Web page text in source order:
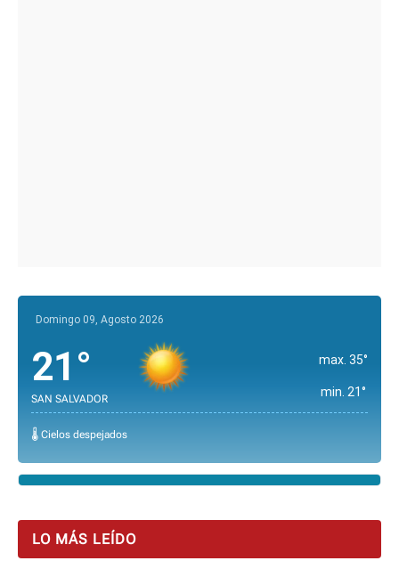
Domingo 09, Agosto 2026
21°
SAN SALVADOR
max. 35°
min. 21°
🌡️ Cielos despejados
LO MÁS LEÍDO